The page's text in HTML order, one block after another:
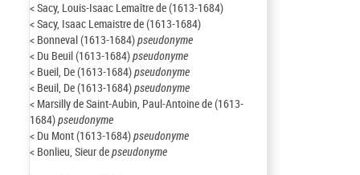
< Sacy, Louis-Isaac Lemaître de (1613-1684)
< Sacy, Isaac Lemaistre de (1613-1684)
< Bonneval (1613-1684)pseudonyme
< Du Beuil (1613-1684)pseudonyme
< Bueil, De (1613-1684)pseudonyme
< Beuil, De (1613-1684)pseudonyme
< Marsilly de Saint-Aubin, Paul-Antoine de (1613-
1684)pseudonyme
< Du Mont (1613-1684)pseudonyme
< Bonlieu, Sieur depseudonyme